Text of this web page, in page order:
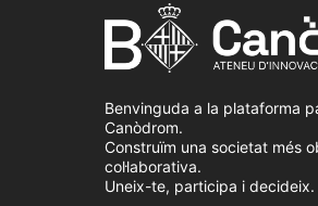
Benvinguda a la plataforma
Canòdrom.
Construïm una societat més
col·laborativa.
Uneix-te, participa i decideix.